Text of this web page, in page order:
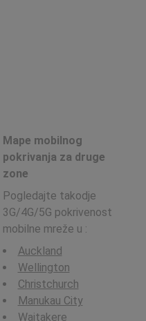
Mape mobilnog
pokrivanja za druge
zone
Pogledajte takodje
3G/4G/5G pokrivenost
mobilne mreže u :
Auckland
Wellington
Christchurch
Manukau City
Waitakere